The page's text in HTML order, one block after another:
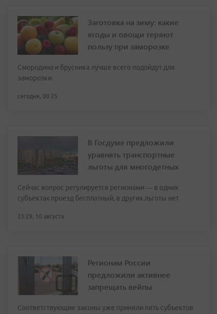
Заготовка на зиму: какие
ягоды и овощи теряют
пользу при заморозке
Смородина и брусника лучше всего подойдут для
заморозки
сегодня, 00:25
В Госдуме предложили
уравнять транспортные
льготы для многодетных
Сейчас вопрос регулируется регионами — в одних
субъектах проезд бесплатный, в других льготы нет
23:29, 10 августа
Регионам России
предложили активнее
запрещать вейпы
Соответствующие законы уже приняли пять субъектов